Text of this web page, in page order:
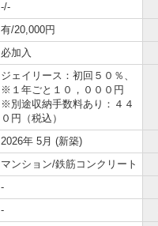
-/-
有/20,000円
必加入
ジェイリース：初回５０％、
※１年ごと１０，０００円
※別途収納手数料あり：４４
０円（税込）
2026年 5月 (新築)
マンション/鉄筋コンクリート
-
-